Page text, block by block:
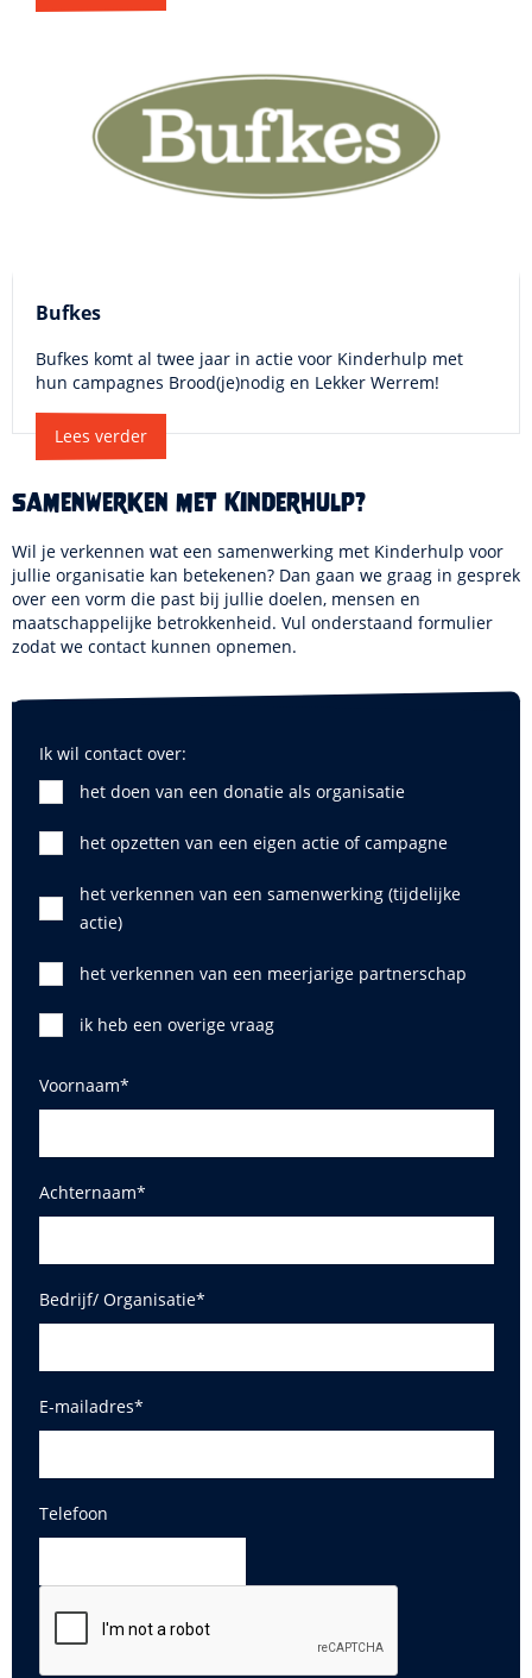
Bufkes
Bufkes komt al twee jaar in actie voor Kinderhulp met
hun campagnes Brood(je)nodig en Lekker Werrem!
Lees verder
Samenwerken met Kinderhulp?
Wil je verkennen wat een samenwerking met Kinderhulp voor
jullie organisatie kan betekenen? Dan gaan we graag in gesprek
over een vorm die past bij jullie doelen, mensen en
maatschappelijke betrokkenheid. Vul onderstaand formulier
zodat we contact kunnen opnemen.
Ik wil contact over:
het doen van een donatie als organisatie
het opzetten van een eigen actie of campagne
het verkennen van een samenwerking (tijdelijke
actie)
het verkennen van een meerjarige partnerschap
ik heb een overige vraag
Voornaam*
Achternaam*
Bedrijf/ Organisatie*
E-mailadres*
Telefoon